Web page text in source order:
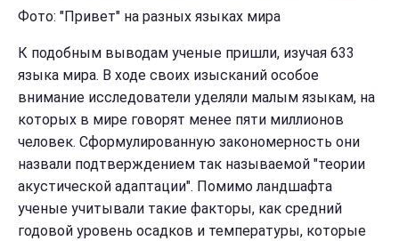
Фото: "Привет" на разных языках мира
К подобным выводам ученые пришли, изучая 633
языка мира. В ходе своих изысканий особое
внимание исследователи уделяли малым языкам, на
которых в мире говорят менее пяти миллионов
человек. Сформулированную закономерность они
назвали подтверждением так называемой "теории
акустической адаптации". Помимо ландшафта
ученые учитывали такие факторы, как средний
годовой уровень осадков и температуры, которые